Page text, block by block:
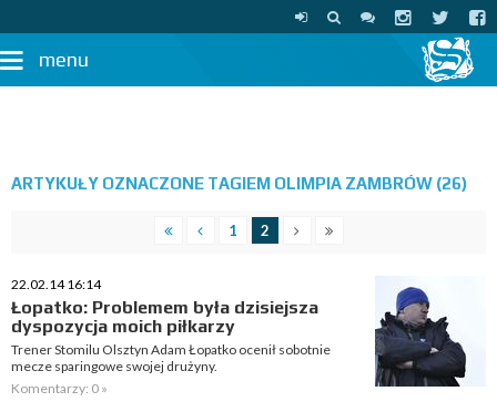
menu
ARTYKUŁY OZNACZONE TAGIEM OLIMPIA ZAMBRÓW (26)
1 2
22.02.14 16:14
Łopatko: Problemem była dzisiejsza
dyspozycja moich piłkarzy
Trener Stomilu Olsztyn Adam Łopatko ocenił sobotnie
mecze sparingowe swojej drużyny.
Komentarzy: 0 »